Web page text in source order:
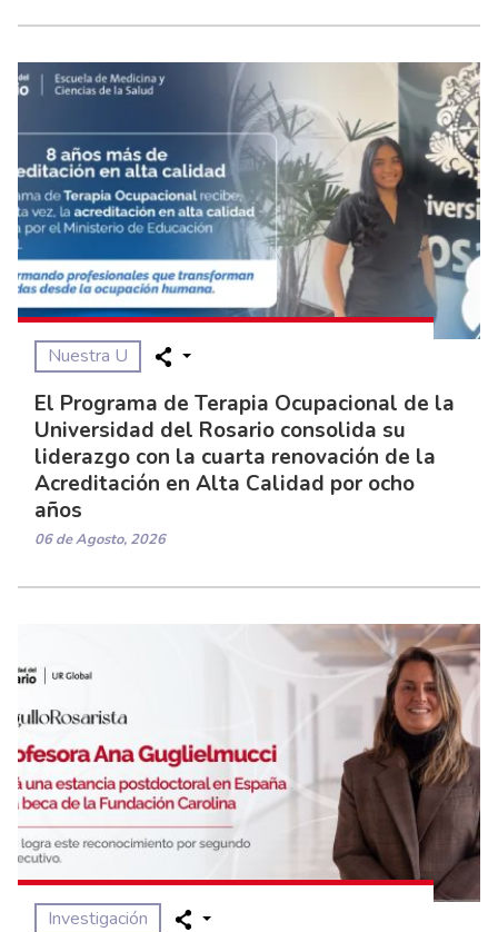
Nuestra U
El Programa de Terapia Ocupacional de la
Universidad del Rosario consolida su
liderazgo con la cuarta renovación de la
Acreditación en Alta Calidad por ocho
años
06 de Agosto, 2026
Investigación